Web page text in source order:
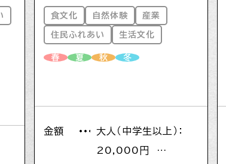
を
の
に
生
もちろん、宿主の息子が育てる高知県特
産「はちきん地鶏」を、日本三大備長炭
の一つ土佐備長炭で焼いていただく
BBQは、ここでしか味わえません。観光
応いたします。室戸市がおこなっている
シェアサイクルの貸出・返却拠点にもな
食文化 自然体験 産業
住民ふれあい 生活文化
春 夏 秋 冬
金額
大人（中学生以上）：
20,000円